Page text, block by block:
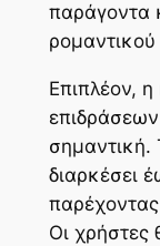
παράγοντα
Επιπλέον,
διαρκέσει
παρέχοντας
Οι